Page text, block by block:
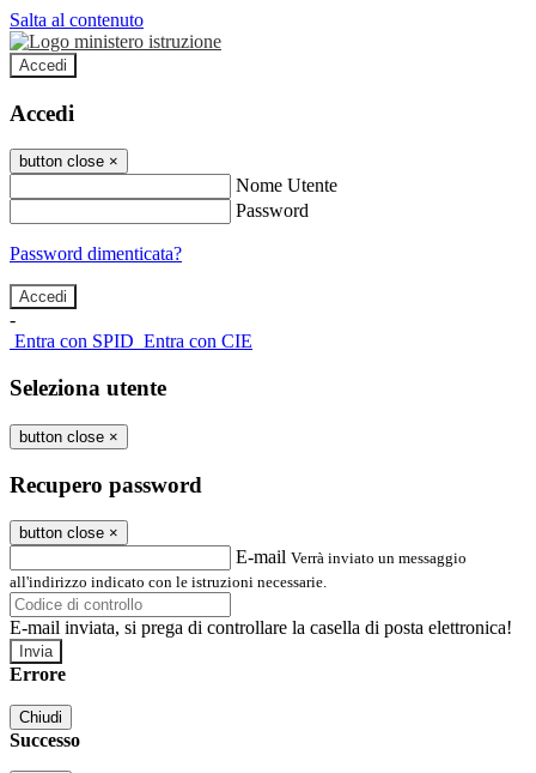
Salta al contenuto
Accedi
Accedi
button close ×
Nome Utente
Password
Password dimenticata?
-
Entra con SPID Entra con CIE
Seleziona utente
button close ×
Recupero password
button close ×
E-mail Verrà inviato un messaggio
all'indirizzo indicato con le istruzioni necessarie.
E-mail inviata, si prega di controllare la casella di posta elettronica!
Errore
Chiudi
Successo